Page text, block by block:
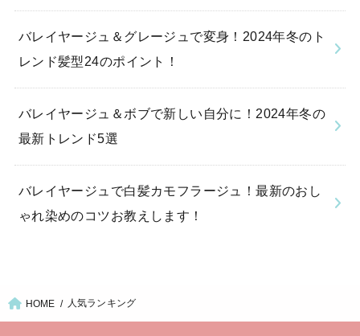
バレイヤージュ＆グレージュで変身！2024年冬のト
レンド髪型24のポイント！
バレイヤージュ＆ボブで新しい自分に！2024年冬の
最新トレンド5選
バレイヤージュで白髪カモフラージュ！最新のおし
ゃれ染めのコツお教えします！
HOME 人気ランキング